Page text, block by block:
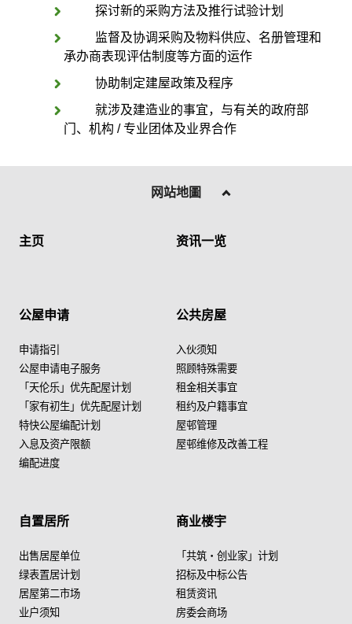
探讨新的采购方法及推行试验计划
监督及协调采购及物料供应、名册管理和
承办商表现评估制度等方面的运作
协助制定建屋政策及程序
就涉及建造业的事宜，与有关的政府部
门、机构 / 专业团体及业界合作
网站地圖
主页 资讯一览
公屋申请
申请指引
公屋申请电子服务
「天伦乐」优先配屋计划
「家有初生」优先配屋计划
特快公屋编配计划
入息及资产限额
编配进度
公共房屋
入伙须知
照顾特殊需要
租金相关事宜
租约及户籍事宜
屋邨管理
屋邨维修及改善工程
自置居所
出售居屋单位
绿表置居计划
居屋第二市场
业户须知
商业楼宇
「共筑・创业家」计划
招标及中标公告
租赁资讯
房委会商场